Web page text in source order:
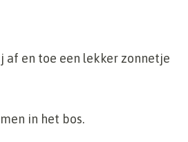
af en toe een lekker zonnetje
in het bos.